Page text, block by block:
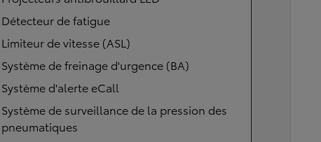
Détecteur de fatigue
Limiteur de vitesse (ASL)
Système de freinage d'urgence (BA)
Système d'alerte eCall
Système de surveillance de la pression des
pneumatiques